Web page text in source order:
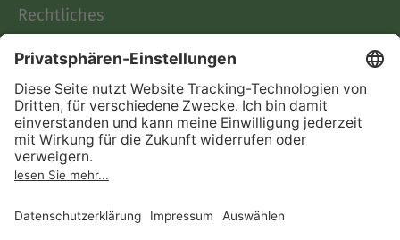
Rechtliches
AGB
Informationen nach Data
Act
Verträge hier kündigen
Impressum